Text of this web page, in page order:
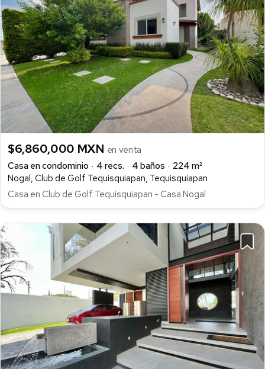
$6,860,000 MXN en venta
Casa en condominio
4 recs. 4 baños
224 m²
Nogal, Club de Golf Tequisquiapan, Tequisquiapan
Casa en Club de Golf Tequisquiapan - Casa Nogal